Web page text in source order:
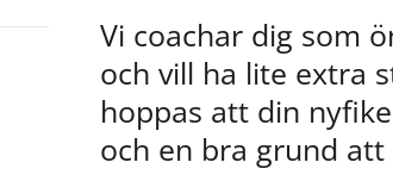
Vi coachar dig som
och vill ha lite extra
hoppas att din
och en bra grund att